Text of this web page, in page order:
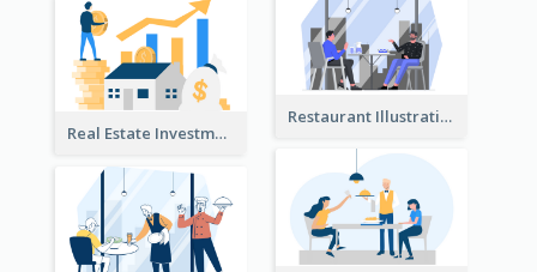
Restaurant Illustration
Real Estate Investment Illustration